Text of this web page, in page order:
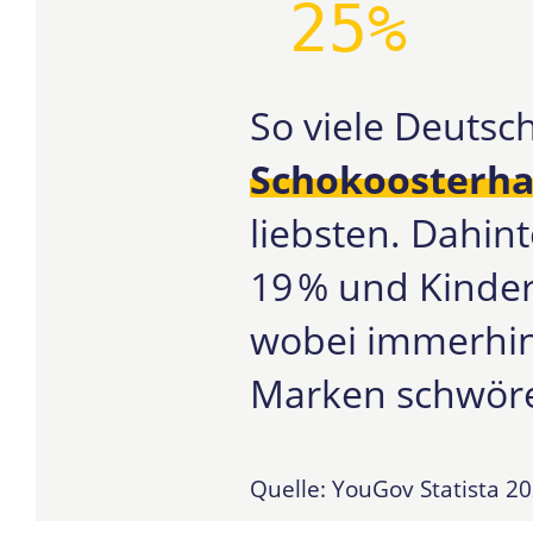
25%
So viele
liebsten.
19 % und
wobei
Marken
Quelle: YouGov Statista